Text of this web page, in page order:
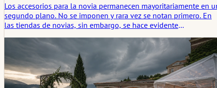
Los accesorios para la novia permanecen mayoritariamente en
segundo plano. No se imponen y rara vez se notan primero. En
las tiendas de novias, sin embargo, se hace evidente
estructuran y redondean el look general. Los velos, zapatos,
joyas o pequeños accesorios no cambian el vestido, sino el
efecto de la novia. Las observaciones de la práctica muestran
cómo se toman decisiones sutiles y por qué los accesorios a
menudo se eligen solo tarde – y luego se quedan.